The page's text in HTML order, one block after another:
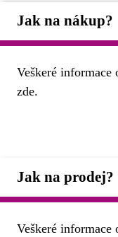
Jak na nákup?
Veškeré informace
zde.
Jak na prodej?
Veškeré informace